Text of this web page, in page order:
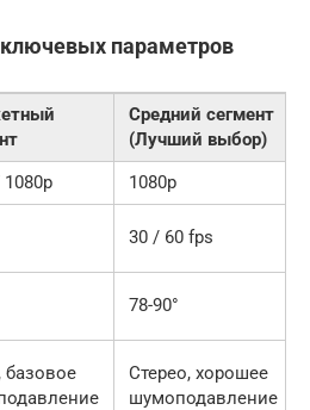
параметров
Средний сегмент
(Лучший выбор)
1080p
30 / 60 fps
78-90°
Стерео, хорошее
шумоподавление